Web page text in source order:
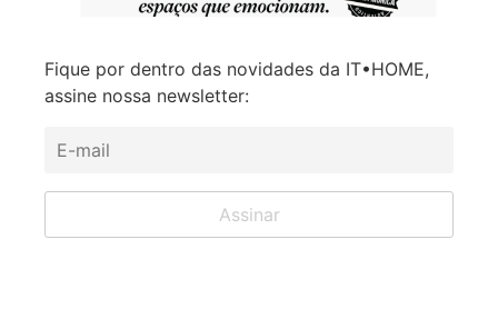
Fique por dentro das novidades da IT•HOME,
assine nossa newsletter: